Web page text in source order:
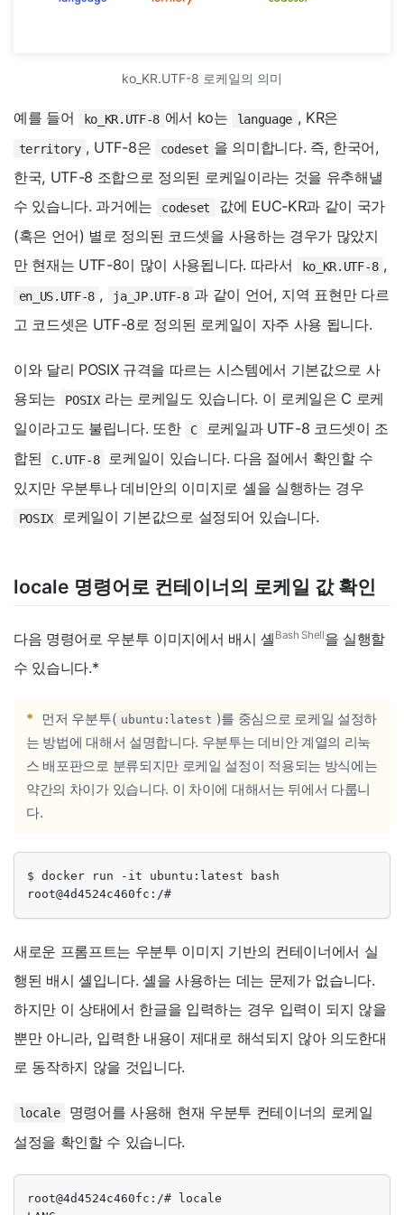
ko_KR.UTF-8 로케일의 의미
예를 들어 ko_KR.UTF-8 에서 ko는 language , KR은
territory , UTF-8은 codeset 을 의미합니다. 즉, 한국어,
한국, UTF-8 조합으로 정의된 로케일이라는 것을 유추해낼
수 있습니다. 과거에는
codeset
값에 EUC-KR과 같이 국가
(혹은 언어) 별로 정의된 코드셋을 사용하는 경우가 많았지
만 현재는 UTF-8이 많이 사용됩니다. 따라서
ko_KR.UTF-8 ,
en_US.UTF-8 , ja_JP.UTF-8 과 같이 언어, 지역 표현만 다르
고 코드셋은 UTF-8로 정의된 로케일이 자주 사용 됩니다.
이와 달리 POSIX 규격을 따르는 시스템에서 기본값으로 사
용되는
POSIX 라는 로케일도 있습니다. 이 로케일은 C 로케
일이라고도 불립니다. 또한
C
로케일과 UTF-8 코드셋이 조
합된
C.UTF-8
로케일이 있습니다. 다음 절에서 확인할 수
있지만 우분투나 데비안의 이미지로 셸을 실행하는 경우
POSIX 로케일이 기본값으로 설정되어 있습니다.
locale 명령어로 컨테이너의 로케일 값 확인
다음 명령어로 우분투 이미지에서 배시 셸 Bash Shell을 실행할
수 있습니다.*
* 먼저 우분투( ubuntu:latest )를 중심으로 로케일 설정하
는 방법에 대해서 설명합니다. 우분투는 데비안 계열의 리눅
스 배포판으로 분류되지만 로케일 설정이 적용되는 방식에는
약간의 차이가 있습니다. 이 차이에 대해서는 뒤에서 다룹니
다.
$ docker run -it ubuntu:latest bash
root@4d4524c460fc:/#
새로운 프롬프트는 우분투 이미지 기반의 컨테이너에서 실
행된 배시 셸입니다. 셸을 사용하는 데는 문제가 없습니다.
하지만 이 상태에서 한글을 입력하는 경우 입력이 되지 않을
뿐만 아니라, 입력한 내용이 제대로 해석되지 않아 의도한대
로 동작하지 않을 것입니다.
locale
명령어를 사용해 현재 우분투 컨테이너의 로케일
설정을 확인할 수 있습니다.
root@4d4524c460fc:/# locale